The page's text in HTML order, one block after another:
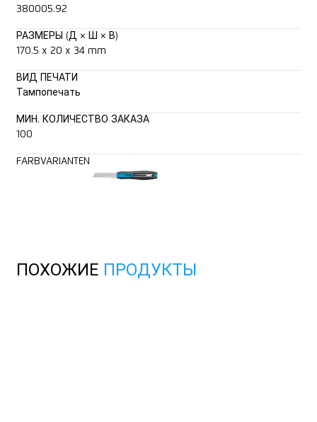
380005.92
РАЗМЕРЫ (Д × Ш × В)
170.5 x 20 x 34 mm
ВИД ПЕЧАТИ
Тампопечать
МИН. КОЛИЧЕСТВО ЗАКАЗА
100
FARBVARIANTEN
ПОХОЖИЕ ПРОДУКТЫ